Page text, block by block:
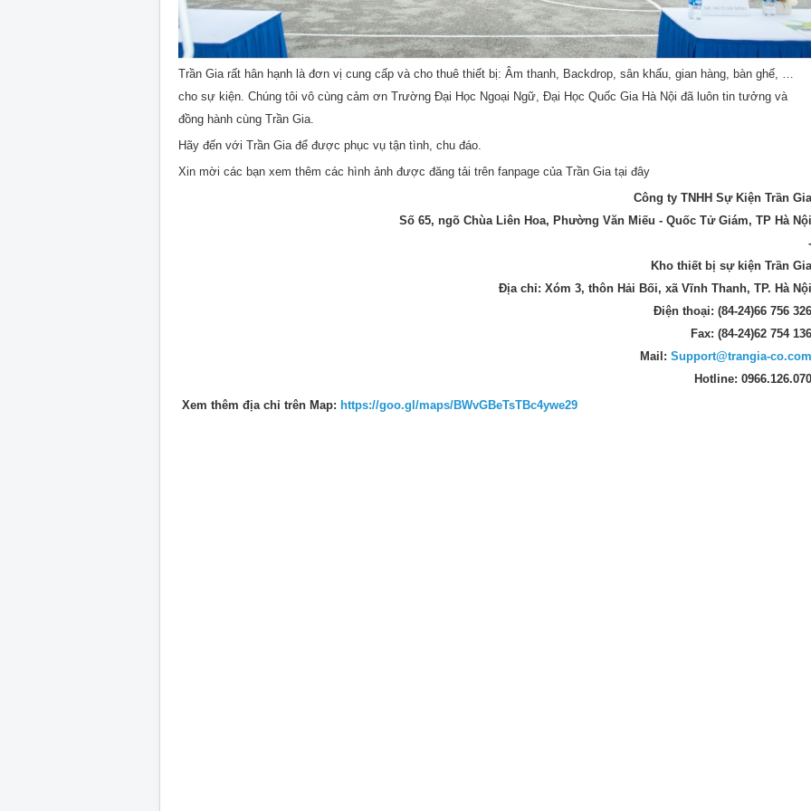
Trần Gia rất hân hạnh là đơn vị cung cấp và cho thuê thiết bị: Âm thanh, Backdrop, sân khấu, gian hàng, bàn ghế, …
cho sự kiện. Chúng tôi vô cùng cảm ơn Trường Đại Học Ngoại Ngữ, Đại Học Quốc Gia Hà Nội đã luôn tin tưởng và
đồng hành cùng Trần Gia.
Hãy đến với Trần Gia để được phục vụ tận tình, chu đáo.
Xin mời các bạn xem thêm các hình ảnh được đăng tải trên fanpage của Trần Gia tại đây
Công ty TNHH Sự Kiện Trần Gia
Số 65, ngõ Chùa Liên Hoa, Phường Văn Miếu - Quốc Tử Giám, TP Hà Nội
-
Kho thiết bị sự kiện Trần Gia
Địa chỉ: Xóm 3, thôn Hải Bối, xã Vĩnh Thanh, TP. Hà Nội
Điện thoại: (84-24)66 756 326
Fax: (84-24)62 754 136
Mail: Support@trangia-co.com
Hotline: 0966.126.070
Xem thêm địa chỉ trên Map: https://goo.gl/maps/BWvGBeTsTBc4ywe29